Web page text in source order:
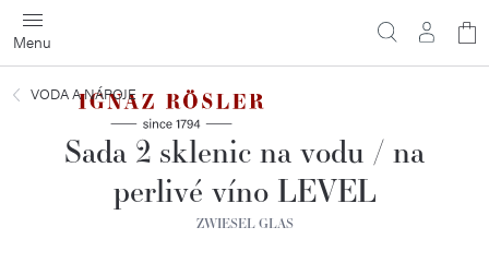
Přejít
na
obsah
VODA A NÁPOJE
Sada 2 sklenic na vodu / na
perlivé víno LEVEL
ZWIESEL GLAS